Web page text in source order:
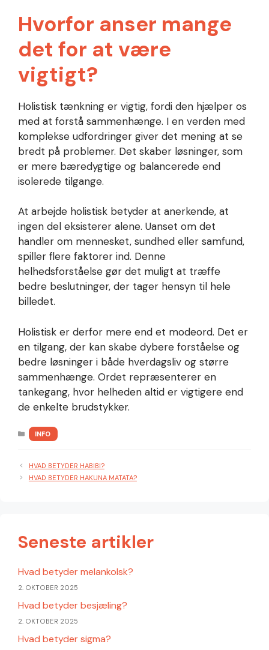
Hvorfor anser mange
det for at være
vigtigt?
Holistisk tænkning er vigtig, fordi den hjælper os
med at forstå sammenhænge. I en verden med
komplekse udfordringer giver det mening at se
bredt på problemer. Det skaber løsninger, som
er mere bæredygtige og balancerede end
isolerede tilgange.
At arbejde holistisk betyder at anerkende, at
ingen del eksisterer alene. Uanset om det
handler om mennesket, sundhed eller samfund,
spiller flere faktorer ind. Denne
helhedsforståelse gør det muligt at træffe
bedre beslutninger, der tager hensyn til hele
billedet.
Holistisk er derfor mere end et modeord. Det er
en tilgang, der kan skabe dybere forståelse og
bedre løsninger i både hverdagsliv og større
sammenhænge. Ordet repræsenterer en
tankegang, hvor helheden altid er vigtigere end
de enkelte brudstykker.
KATEGORIER
INFO
HVAD BETYDER HABIBI?
HVAD BETYDER HAKUNA MATATA?
Seneste artikler
Hvad betyder melankolsk?
2. OKTOBER 2025
Hvad betyder besjæling?
2. OKTOBER 2025
Hvad betyder sigma?